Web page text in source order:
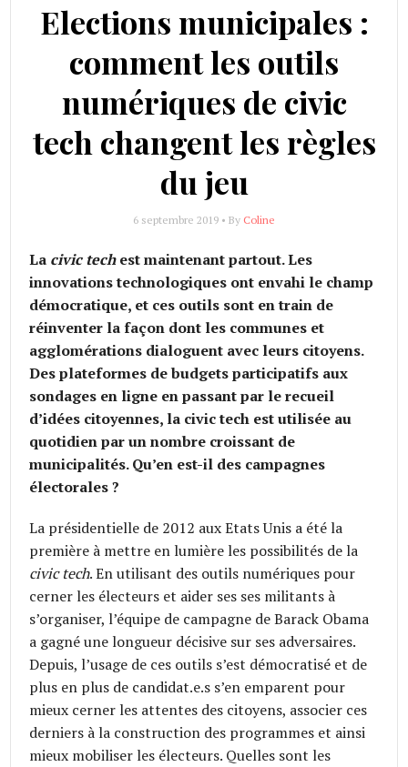
Elections municipales :
comment les outils
numériques de civic
tech changent les règles
du jeu
6 septembre 2019 • By Coline
La civic techest maintenant partout. Les
innovations technologiques ont envahi le champ
démocratique, et ces outils sont en train de
réinventer la façon dont les communes et
agglomérations dialoguent avec leurs citoyens.
Des plateformes de budgets participatifs aux
sondages en ligne en passant par le recueil
d’idées citoyennes, la civic tech est utilisée au
quotidien par un nombre croissant de
municipalités. Qu’en est-il des campagnes
électorales ?
La présidentielle de 2012 aux Etats Unis a été la
première à mettre en lumière les possibilités de la
civic tech. En utilisant des outils numériques pour
cerner les électeurs et aider ses ses militants à
s’organiser, l’équipe de campagne de Barack Obama
a gagné une longueur décisive sur ses adversaires.
Depuis, l’usage de ces outils s’est démocratisé et de
plus en plus de candidat.e.s s’en emparent pour
mieux cerner les attentes des citoyens, associer ces
derniers à la construction des programmes et ainsi
mieux mobiliser les électeurs. Quelles sont les